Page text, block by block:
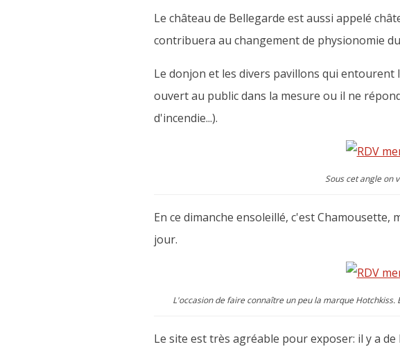
Le château de Bellegarde est aussi appelé
contribuera au changement de physionomie
Le donjon et les divers pavillons qui
ouvert au public dans la mesure ou il ne
d'incendie...).
Sous cet angle on
En ce dimanche ensoleillé, c'est Chamousette,
jour.
L'occasion de faire connaître un peu la marque
Le site est très agréable pour exposer: il y a